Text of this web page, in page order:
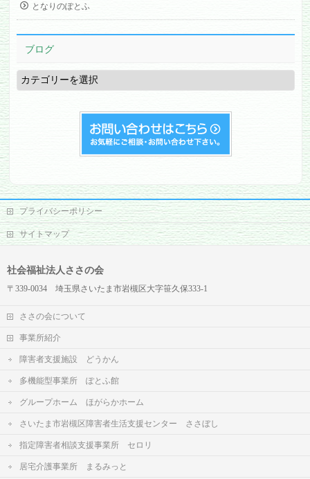
となりのぽとふ
ブログ
ブ
ロ
グ
プライバシーポリシー
サイトマップ
社会福祉法人ささの会
〒339-0034 埼玉県さいたま市岩槻区大字笹久保333-1
ささの会について
事業所紹介
障害者支援施設 どうかん
多機能型事業所 ぽとふ館
グループホーム ほがらかホーム
さいたま市岩槻区障害者生活支援センター ささぼし
指定障害者相談支援事業所 セロリ
居宅介護事業所 まるみっと